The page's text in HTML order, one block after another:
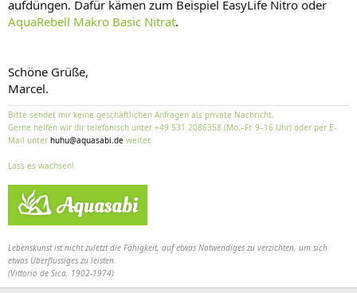
aufdüngen. Dafür kämen zum Beispiel EasyLife Nitro oder
AquaRebell Makro Basic Nitrat.
Schöne Grüße,
Marcel.
Bitte sendet mir keine geschäftlichen Anfragen als private Nachricht.
Gerne helfen wir dir telefonisch unter +49 531 2086358 (Mo.–Fr. 9–16 Uhr) oder per E-
Mail unter huhu@aquasabi.de weiter.
Lass es wachsen!
Lebenskunst ist nicht zuletzt die Fähigkeit, auf etwas Notwendiges zu verzichten, um sich
etwas Überflüssiges zu leisten.
(Vittorio de Sica, 1902-1974)